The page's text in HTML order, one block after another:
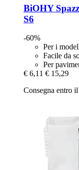
BiOHY
S6
-60%
Per i
Facile da
Per
€ 6,11 € 15,29
Consegna entro